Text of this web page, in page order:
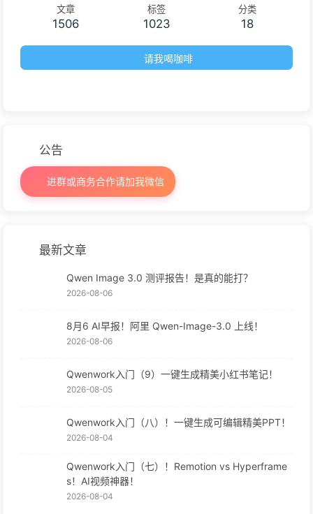
文章
1506
标签
1023
分类
18
请我喝咖啡
公告
进群或商务合作请加我微信
最新文章
Qwen Image 3.0 测评报告！是真的能打？
2026-08-06
8月6 AI早报！阿里 Qwen-Image-3.0 上线！
2026-08-06
Qwenwork入门（9）一键生成精美小红书笔记！
2026-08-05
Qwenwork入门（八）！一键生成可编辑精美PPT！
2026-08-04
Qwenwork入门（七）！Remotion vs Hyperframe
s！AI视频神器！
2026-08-04